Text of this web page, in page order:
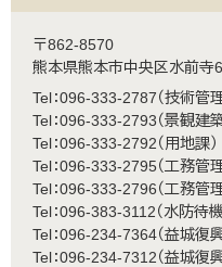
〒862-8570
熊本県熊本市中央区水前寺
Tel：096-333-2787 技術管
Tel：096-333-2793 景観建
Tel：096-333-2792 用地課
Tel：096-333-2795 工務管理
Tel：096-333-2796 工務管
Tel：096-383-3112 水防待
Tel：096-234-7364 益城復
Tel：096-234-7312 益城復